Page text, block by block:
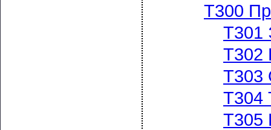
Т300
Т301
Т302
Т303
Т304
Т305